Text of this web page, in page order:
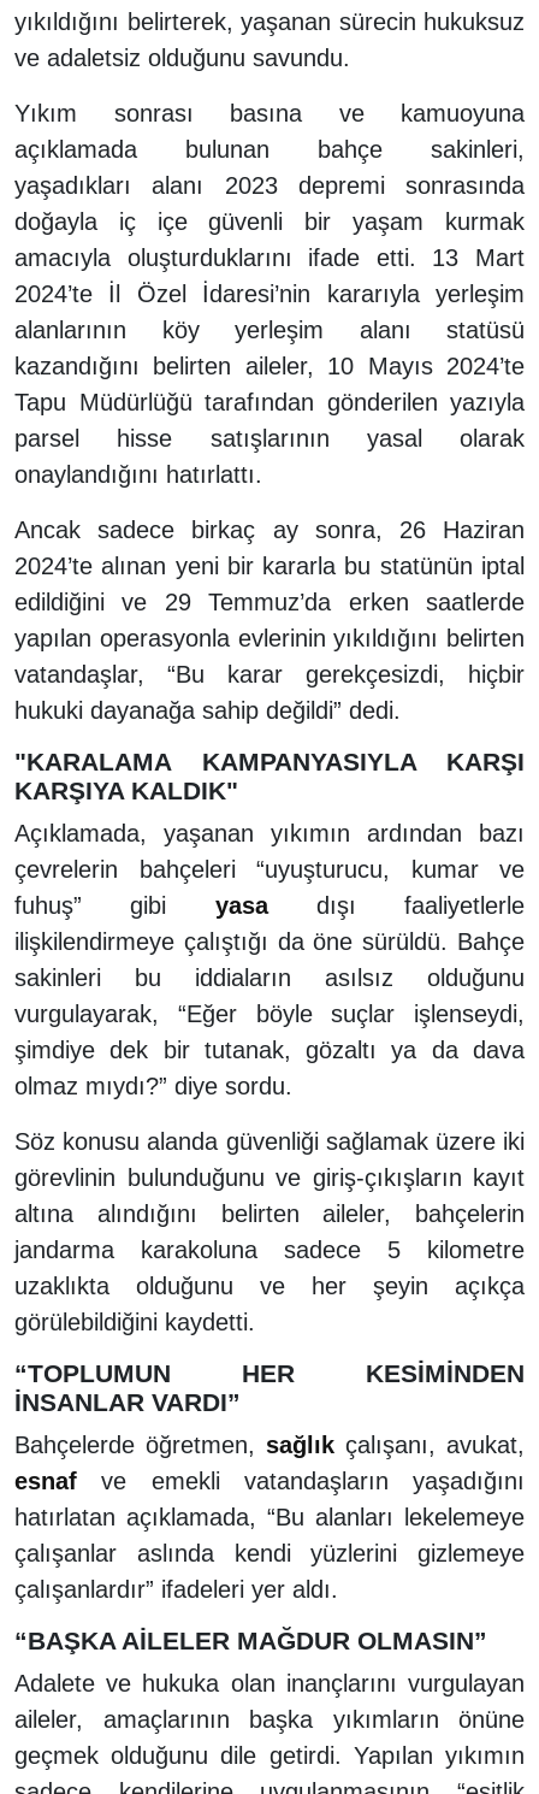
yıkıldığını belirterek, yaşanan sürecin hukuksuz
ve adaletsiz olduğunu savundu.
Yıkım sonrası basına ve kamuoyuna
açıklamada bulunan bahçe sakinleri,
yaşadıkları alanı 2023 depremi sonrasında
doğayla iç içe güvenli bir yaşam kurmak
amacıyla oluşturduklarını ifade etti. 13 Mart
2024’te İl Özel İdaresi’nin kararıyla yerleşim
alanlarının köy yerleşim alanı statüsü
kazandığını belirten aileler, 10 Mayıs 2024’te
Tapu Müdürlüğü tarafından gönderilen yazıyla
parsel hisse satışlarının yasal olarak
onaylandığını hatırlattı.
Ancak sadece birkaç ay sonra, 26 Haziran
2024’te alınan yeni bir kararla bu statünün iptal
edildiğini ve 29 Temmuz’da erken saatlerde
yapılan operasyonla evlerinin yıkıldığını belirten
vatandaşlar, “Bu karar gerekçesizdi, hiçbir
hukuki dayanağa sahip değildi” dedi.
"KARALAMA KAMPANYASIYLA KARŞI
KARŞIYA KALDIK"
Açıklamada, yaşanan yıkımın ardından bazı
çevrelerin bahçeleri “uyuşturucu, kumar ve
fuhuş” gibi yasadışı faaliyetlerle
ilişkilendirmeye çalıştığı da öne sürüldü. Bahçe
sakinleri bu iddiaların asılsız olduğunu
vurgulayarak, “Eğer böyle suçlar işlenseydi,
şimdiye dek bir tutanak, gözaltı ya da dava
olmaz mıydı?” diye sordu.
Söz konusu alanda güvenliği sağlamak üzere iki
görevlinin bulunduğunu ve giriş-çıkışların kayıt
altına alındığını belirten aileler, bahçelerin
jandarma karakoluna sadece 5 kilometre
uzaklıkta olduğunu ve her şeyin açıkça
görülebildiğini kaydetti.
“TOPLUMUN HER KESİMİNDEN
İNSANLAR VARDI”
Bahçelerde öğretmen, sağlık çalışanı, avukat,
esnaf ve emekli vatandaşların yaşadığını
hatırlatan açıklamada, “Bu alanları lekelemeye
çalışanlar aslında kendi yüzlerini gizlemeye
çalışanlardır” ifadeleri yer aldı.
“BAŞKA AİLELER MAĞDUR OLMASIN”
Adalete ve hukuka olan inançlarını vurgulayan
aileler, amaçlarının başka yıkımların önüne
geçmek olduğunu dile getirdi. Yapılan yıkımın